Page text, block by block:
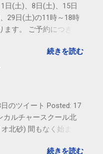
日(土)、8日(土)、15日
29日(土)の11時～18時
ます。 ご予約につきま
れないことがあります
お問い合わせは
続きを読む
のツイート Posted: 17
カルチャースクール北
北砂) 間もなく始まり
続きを読む